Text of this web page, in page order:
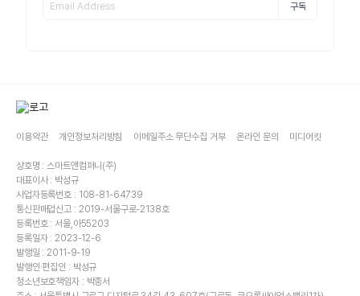
구독
이용약관 개인정보처리방침 이메일주소 무단수집 거부 온라인 문의 미디어킷
상호명 : 스마트앤컴퍼니(주)
대표이사 : 박성규
사업자등록번호 : 108-81-64739
통신판매업신고 : 2019-서울구로-2138호
등록번호 : 서울,아55203
등록일자 : 2023-12-6
발행일 : 2011-9-19
발행인·편집인 : 박성규
청소년보호책임자 : 박종서